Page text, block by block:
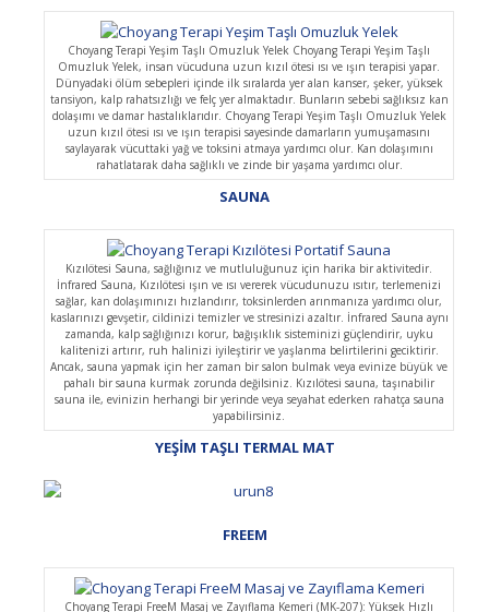
Choyang Terapi Yeşim Taşlı Omuzluk Yelek Choyang Terapi Yeşim Taşlı
Omuzluk Yelek, insan vücuduna uzun kızıl ötesi ısı ve ışın terapisi yapar.
Dünyadaki ölüm sebepleri içinde ilk sıralarda yer alan kanser, şeker, yüksek
tansiyon, kalp rahatsızlığı ve felç yer almaktadır. Bunların sebebi sağlıksız kan
dolaşımı ve damar hastalıklarıdır. Choyang Terapi Yeşim Taşlı Omuzluk Yelek
uzun kızıl ötesi ısı ve ışın terapisi sayesinde damarların yumuşamasını
saylayarak vücuttaki yağ ve toksini atmaya yardımcı olur. Kan dolaşımını
rahatlatarak daha sağlıklı ve zinde bir yaşama yardımcı olur.
SAUNA
Kızılötesi Sauna, sağlığınız ve mutluluğunuz için harika bir aktivitedir.
İnfrared Sauna, Kızılötesi ışın ve ısı vererek vücudunuzu ısıtır, terlemenizi
sağlar, kan dolaşımınızı hızlandırır, toksinlerden arınmanıza yardımcı olur,
kaslarınızı gevşetir, cildinizi temizler ve stresinizi azaltır. İnfrared Sauna aynı
zamanda, kalp sağlığınızı korur, bağışıklık sisteminizi güçlendirir, uyku
kalitenizi artırır, ruh halinizi iyileştirir ve yaşlanma belirtilerini geciktirir.
Ancak, sauna yapmak için her zaman bir salon bulmak veya evinize büyük ve
pahalı bir sauna kurmak zorunda değilsiniz. Kızılötesi sauna, taşınabilir
sauna ile, evinizin herhangi bir yerinde veya seyahat ederken rahatça sauna
yapabilirsiniz.
YEŞİM TAŞLI TERMAL MAT
FREEM
Choyang Terapi FreeM Masaj ve Zayıflama Kemeri (MK-207): Yüksek Hızlı